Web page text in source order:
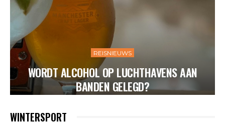
REISNIEUWS
WORDT ALCOHOL OP LUCHTHAVENS AAN
BANDEN GELEGD?
WINTERSPORT